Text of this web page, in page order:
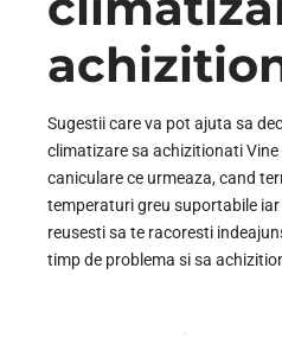
Sugestii care va pot ajuta sa
climatizare sa achizitionati Vine
caniculare ce urmeaza, cand
temperaturi greu suportabile
reusesti sa te racoresti
timp de problema si sa